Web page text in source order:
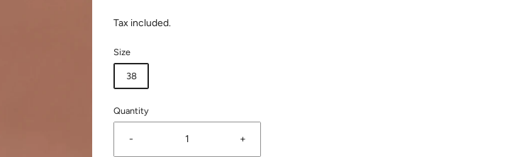
Tax included.
Size
38
Quantity
- +